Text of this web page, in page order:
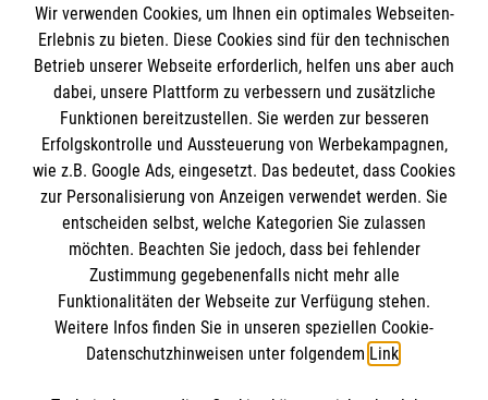
Das Liebfrauengymnasium
Downloads
Ansprechpartner
Soziale Netzwerke
Soziale Netzwerke
Informationen
Kontakt
Impressum
Malteser
Wir verwenden Cookies, um Ihnen ein optimales Webseiten-
Erlebnis zu bieten. Diese Cookies sind für den technischen
Betrieb unserer Webseite erforderlich, helfen uns aber auch
dabei, unsere Plattform zu verbessern und zusätzliche
Funktionen bereitzustellen. Sie werden zur besseren
Erfolgskontrolle und Aussteuerung von Werbekampagnen,
wie z.B. Google Ads, eingesetzt. Das bedeutet, dass Cookies
zur Personalisierung von Anzeigen verwendet werden. Sie
entscheiden selbst, welche Kategorien Sie zulassen
möchten. Beachten Sie jedoch, dass bei fehlender
Zustimmung gegebenenfalls nicht mehr alle
Funktionalitäten der Webseite zur Verfügung stehen.
Weitere Infos finden Sie in unseren speziellen Cookie-
Datenschutzhinweisen unter folgendem Link.